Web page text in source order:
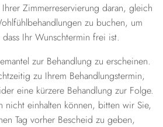
Zimmerreservierung daran, gleich
zu buchen, um
Ihr Wunschtermin frei ist.
zur Behandlung zu erscheinen.
zu Ihrem Behandlungstermin,
eine kürzere Behandlung zur Folge.
nicht einhalten können, bitten wir Sie,
Tag vorher Bescheid zu geben,